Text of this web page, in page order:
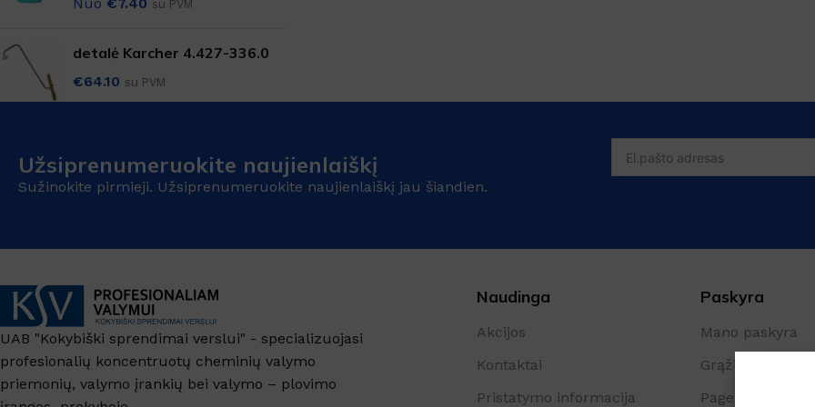
SANITARINĖS PATALPOS
Grindys, paviršiai
Langai, veidrodžiai
Kilimų valymas
Skalbimo priemonės
emulsija GEL FRIGO
su PVM
su PVM
detalė Karcher 4.427-336.0
€64.10 su PVM
Užsiprenumeruokite naujienlaiškį
Sužinokite pirmieji. Užsiprenumeruokite naujienlaiškį jau šiandien.
UAB "Kokybiški sprendimai verslui" - specializuojasi
profesionalių koncentruotų cheminių valymo
priemonių, valymo įrankių bei valymo – plovimo
Naudinga
Akcijos
Kontaktai
Pristatymo informacija
Paskyra
Mano paskyra
Grąžinimo forma
Pageidavimų